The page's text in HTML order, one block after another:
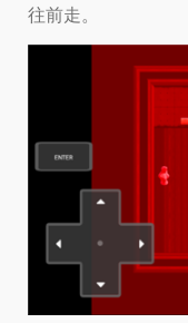
往前走。